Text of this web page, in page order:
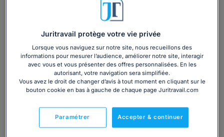
Vous souhaitez une consultation par
téléphone ?
Consulter immédiatement
ou appelez le 01 75 75 42 33
(8h à 21h du lundi au
vendredi)
Vous êtes avocat ?
Juritravail protège votre vie privée
Lorsque vous naviguez sur notre site, nous recueillons des
informations pour mesurer l’audience, améliorer notre site, interagir
avec vous et vous présenter des offres personnalisées. En les
autorisant, votre navigation sera simplifiée.
Vous avez le droit de changer d’avis à tout moment en cliquant sur le
bouton cookie en bas à gauche de chaque page Juritravail.com
Accepter & continuer
Paramétrer